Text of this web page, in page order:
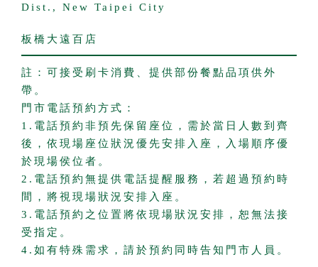
© 2014 添好運
Dist., New Taipei City
板橋大遠百店
註：可接受刷卡消費、提供部份餐點品項供外
帶。
門市電話預約方式：
1.電話預約非預先保留座位，需於當日人數到齊
後，依現場座位狀況優先安排入座，入場順序優
於現場侯位者。
2.電話預約無提供電話提醒服務，若超過預約時
間，將視現場狀況安排入座。
3.電話預約之位置將依現場狀況安排，恕無法接
受指定。
4.如有特殊需求，請於預約同時告知門市人員。